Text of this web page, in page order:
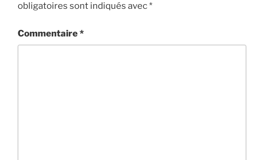
obligatoires sont indiqués avec*
Commentaire*